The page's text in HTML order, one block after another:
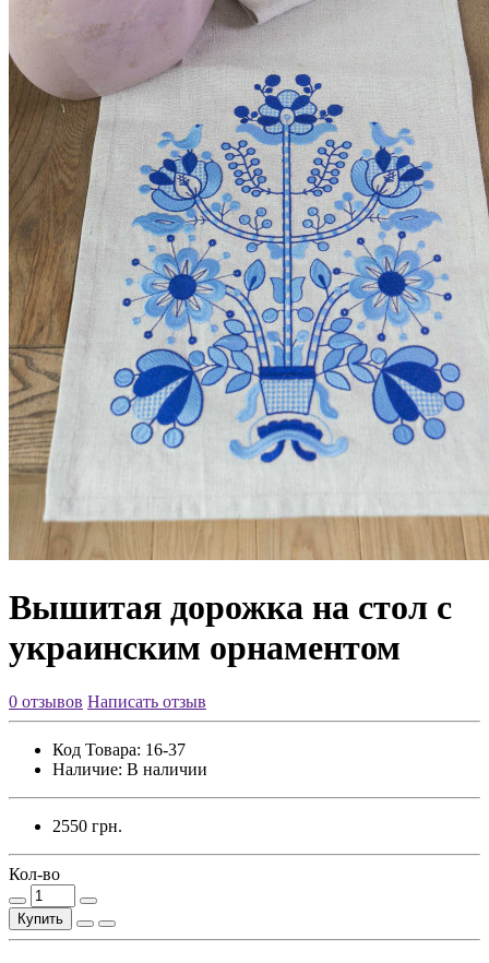
Вышитая дорожка на стол с
украинским орнаментом
0 отзывов Написать отзыв
Код Товара: 16-37
Наличие: В наличии
2550 грн.
Кол-во
Купить